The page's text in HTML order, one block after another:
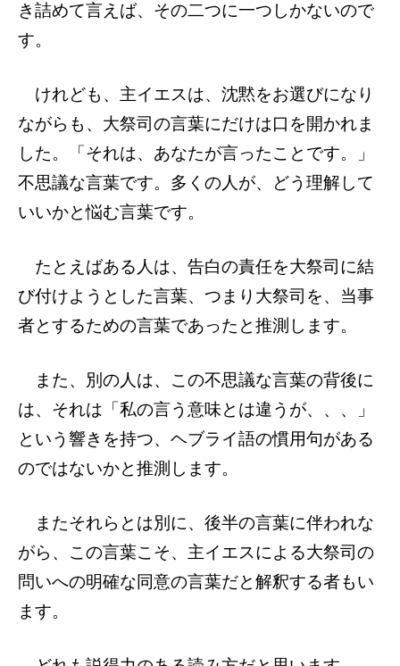
き詰めて言えば、その二つに一つしかないので
す。
けれども、主イエスは、沈黙をお選びになり
ながらも、大祭司の言葉にだけは口を開かれま
した。「それは、あなたが言ったことです。」
不思議な言葉です。多くの人が、どう理解して
いいかと悩む言葉です。
たとえばある人は、告白の責任を大祭司に結
び付けようとした言葉、つまり大祭司を、当事
者とするための言葉であったと推測します。
また、別の人は、この不思議な言葉の背後に
は、それは「私の言う意味とは違うが、、、」
という響きを持つ、ヘブライ語の慣用句がある
のではないかと推測します。
またそれらとは別に、後半の言葉に伴われな
がら、この言葉こそ、主イエスによる大祭司の
問いへの明確な同意の言葉だと解釈する者もい
ます。